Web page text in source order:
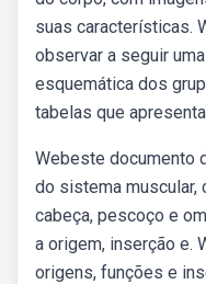
suas características.
observar a seguir
esquemática dos
tabelas que
Webeste documento
do sistema muscular,
cabeça, pescoço e
a origem, inserção e.
origens, funções e